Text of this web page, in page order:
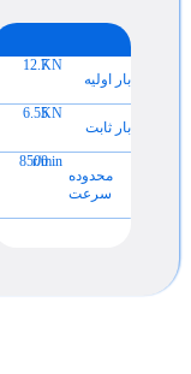
بار اولیه
KN
12.7
بار ثابت
KN
6.55
محدوده
سرعت
r/min
8500